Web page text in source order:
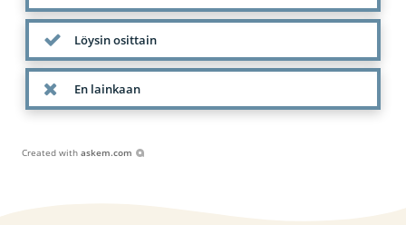
Löysin osittain
En lainkaan
Created with askem.com